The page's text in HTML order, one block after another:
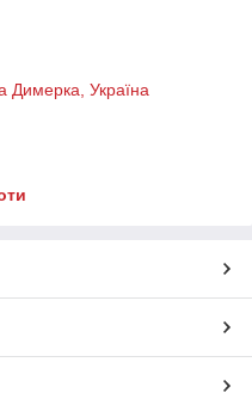
Димерка, Україна